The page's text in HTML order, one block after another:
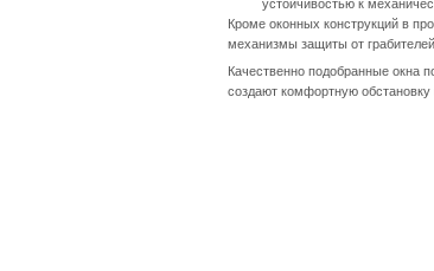
устойчивостью к
Кроме оконных конструкций в
механизмы защиты от грабителей.
Качественно подобранные окна
создают комфортную обстановку